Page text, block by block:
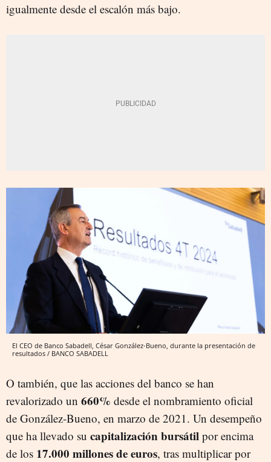
igualmente desde el escalón más bajo.
El CEO de Banco Sabadell, César González-Bueno, durante la presentación de
resultados / BANCO SABADELL
O también, que las acciones del banco se han
revalorizado un 660% desde el nombramiento oficial
de González-Bueno, en marzo de 2021. Un desempeño
que ha llevado su capitalización bursátil por encima
de los 17.000 millones de euros, tras multiplicar por